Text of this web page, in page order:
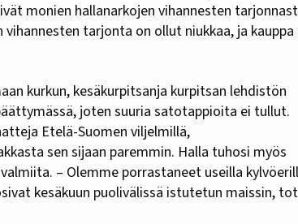
monien hallanarkojen vihannesten
tarjonta on ollut niukkaa, ja kauppa
kurkun, kesäkurpitsanja kurpitsan lehdistön
joten suuria satotappioita ei tullut.
Etelä-Suomen viljelmillä,
sen sijaan paremmin. Halla tuhosi myös
– Olemme porrastaneet useilla
kesäkuun puolivälissä istutetun maissin,